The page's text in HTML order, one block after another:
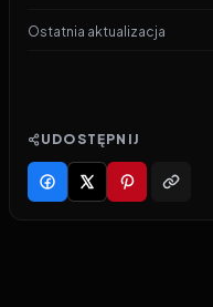
Ostatnia aktualizacja
UDOSTĘPNIJ